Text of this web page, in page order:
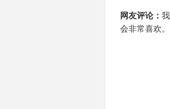
网友评论：
会非常喜欢。